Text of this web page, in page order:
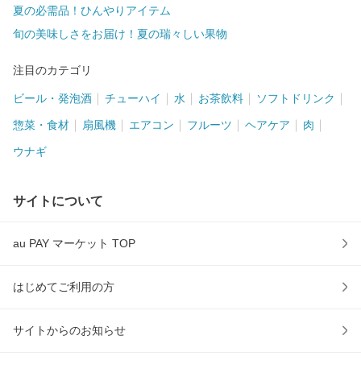
夏の必需品！ひんやりアイテム
旬の美味しさをお届け！夏の瑞々しい果物
注目のカテゴリ
ビール・発泡酒 チューハイ 水 お茶飲料 ソフトドリンク
惣菜・食材 扇風機 エアコン フルーツ ヘアケア 肉
ウナギ
サイトについて
au PAY マーケット TOP
はじめてご利用の方
サイトからのお知らせ